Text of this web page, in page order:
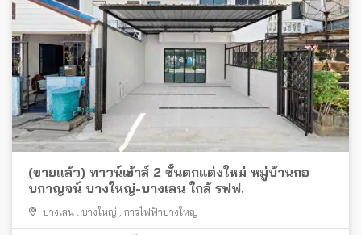
(ขายแล้ว) ทาวน์เฮ้าส์ 2 ชั้นตกแต่งใหม่ หมู่บ้านกอ
บกาญจน์ บางใหญ่-บางเลน ใกล้ รฟฟ.
บางเลน บางใหญ่ การไฟฟ้าบางใหญ่